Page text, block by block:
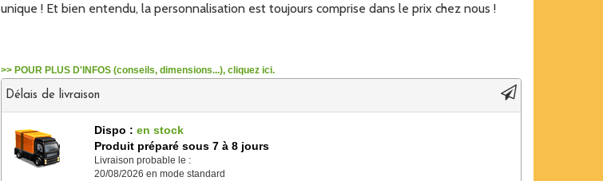
unique ! Et bien entendu, la personnalisation est toujours comprise dans le prix chez nous !
>> POUR PLUS D'INFOS (conseils, dimensions...), cliquez ici.
Délais de livraison
Dispo : en stock
Produit préparé sous 7 à 8 jours
Livraison probable le :
20/08/2026 en mode standard